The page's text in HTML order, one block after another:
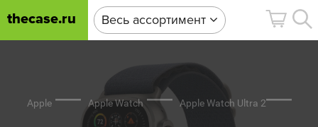
thecase.ru Весь ассортимент
Apple Apple Watch Apple Watch Ultra 2